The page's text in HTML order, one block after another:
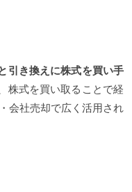
引き換えに株式を買い手
株式を買い取ることで経
会社売却で広く活用され